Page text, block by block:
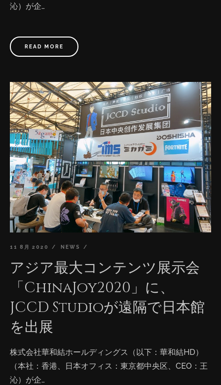
沁）が企…
READ MORE
11 8月 2020 NEWS
アジア最大コンテンツ展示会
「ChinaJoy2020」に、
JCCD Studioが遠隔で日本館
を出展
株式会社華和結ホールディングス（以下：華和結HD）
（本社：香港、日本オフィス：東京都中央区、CEO：王
沁）が企…